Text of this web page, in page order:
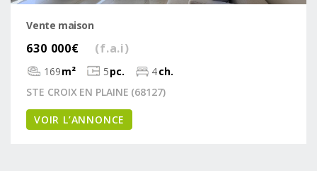
Vente maison
630 000€ (f.a.i)
169m² 5pc. 4ch.
STE CROIX EN PLAINE (68127)
VOIR L’ANNONCE